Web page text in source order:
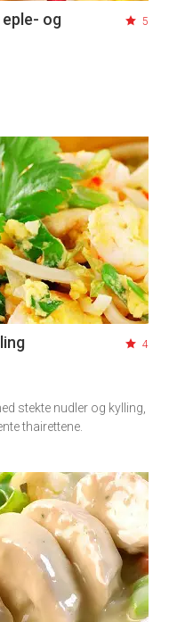
og
5
4
stekte nudler og kylling,
thairettene.